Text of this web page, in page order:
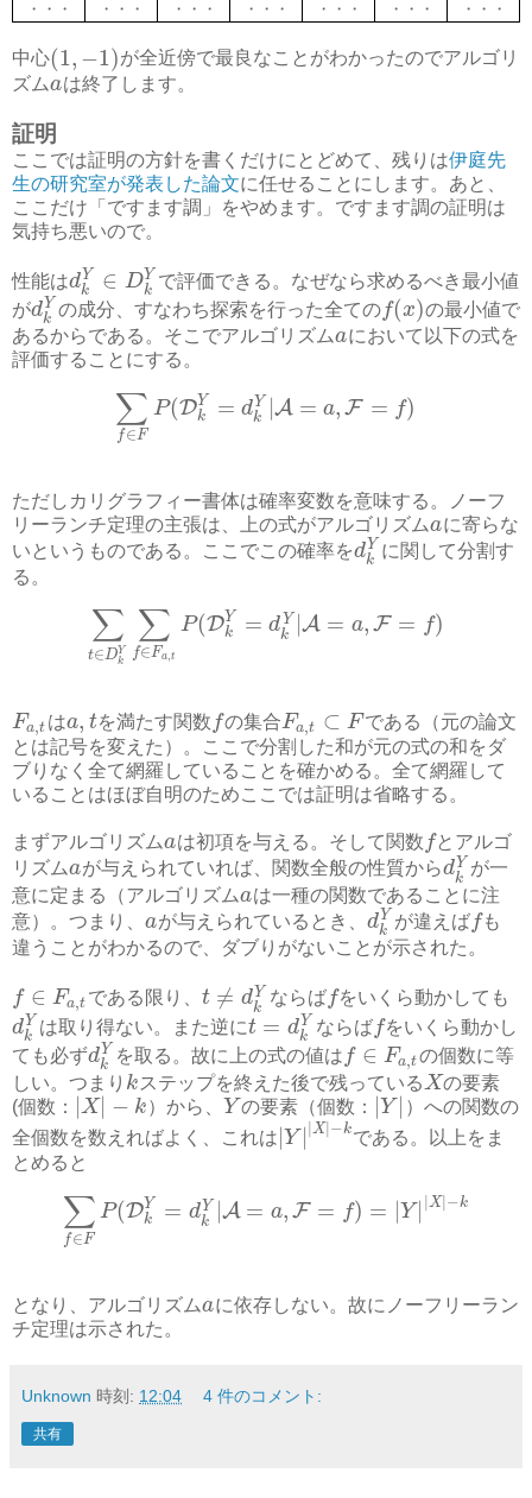
・・・
・・・ ・・・ ・・・ ・・・ ・・・ ・・・
中心(1, −1)が全近傍で最良なことがわかったのでアルゴリ
ズムaは終了します。
証明
ここでは証明の方針を書くだけにとどめて、残りは伊庭先
生の研究室が発表した論文に任せることにします。あと、
ここだけ「ですます調」をやめます。ですます調の証明は
気持ち悪いので。
性能はdY
k
∈ DY
k で評価できる。なぜなら求めるべき最小値
がdY
k の成分、すなわち探索を行った全てのf(x)の最小値で
あるからである。そこでアルゴリズムaにおいて以下の式を
評価することにする。
∑
f∈F
P(DY
k
= dY
k
|A = a, F = f)
ただしカリグラフィー書体は確率変数を意味する。ノーフ
リーランチ定理の主張は、上の式がアルゴリズムaに寄らな
いというものである。ここでこの確率をdY
k に関して分割す
る。
∑
t∈DY
k
∑
f∈Fa,t
P(DY
k
= d Y
k
|A = a, F = f)
Fa,t はa, tを満たす関数 fの集合Fa,t ⊂ F である（元の論文
とは記号を変えた）。ここで分割した和が元の式の和をダ
ブりなく全て網羅していることを確かめる。全て網羅して
いることはほぼ自明のためここでは証明は省略する。
まずアルゴリズムaは初項を与える。そして関数 fとアルゴ
リズムaが与えられていれば、関数全般の性質からdY
k が一
意に定まる（アルゴリズムaは一種の関数であることに注
意）。つまり、 aが与えられているとき、 dY
k が違えばfも
違うことがわかるので、ダブりがないことが示された。
f ∈ Fa,t である限り、 t ≠ d Y
k
ならばfをいくら動かしても
dY
k は取り得ない。また逆にt = dY
k
ならばfをいくら動かし
ても必ずdY
k
を取る。故に上の式の値は f ∈ Fa,tの個数に等
しい。つまり kステップを終えた後で残っている Xの要素
(個数：
X| − k）から、 Y の要素（個数： |Y| ）への関数の
全個数を数えればよく、これは Y| X| −kである。以上をま
とめると
∑
f∈F
P(DY
k
= dY
k
A = a, F = f) = Y| X| −k
となり、アルゴリズムaに依存しない。故にノーフリーラン
チ定理は示された。
Unknown 時刻: 12:04 4 件のコメント:
共有